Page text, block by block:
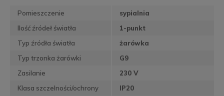
Pomieszczenie
sypialnia
Ilość źródeł światła
1-punkt
Typ źródła światła
żarówka
Typ trzonka żarówki
G9
Zasilanie
230 V
Klasa szczelności/ochrony
IP20